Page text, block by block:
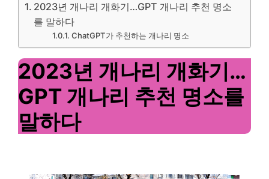
2023년 개나리 개화기…GPT 개나리 추천 명소
를 말하다
ChatGPT가 추천하는 개나리 명소
2023년 개나리 개화기…
GPT 개나리 추천 명소를
말하다